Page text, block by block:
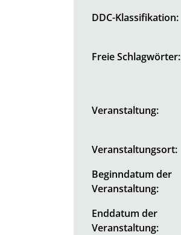
DDC-Klassifikation:
Freie Schlagwörter:
Veranstaltung:
Veranstaltungsort:
Beginndatum der
Veranstaltung:
Enddatum der
Veranstaltung: